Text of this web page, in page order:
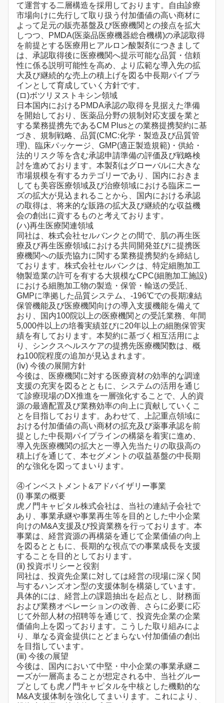
て運営する二層構造を採用しております。自由診療
市場向けに先行して取り扱う付加価値の高い商材に
よって足元の販売基盤及び医療機関との接点を拡大
しつつ、PMDA(医薬品医療機器総合機構)の承認取得
を前提とする医療用ヒアルロン酸製剤につきまして
は、承認取得後に医療機関へ提示可能な品質・信頼
性に係る説明可能性を高め、より広範な導入先の拡
大及び継続的な売上の積上げを図る中長期パイプラ
インとして育成していく方針です。
(ロ)ボツリヌストキシン領域
日本国内におけるPMDA承認の取得を見据えた準備
を開始しており、医薬品分野の規制対応支援を業と
する業務提携先であるCM Plusとの業務提携契約に基
づき、規制戦略、品質(CMC:化学・製造及び品質管
理)、臨床パッケージ、GMP(適正製造規範)・供給・
法的リスク等を含む承認申請準備の評価及び戦略検
討を進めております。本製剤はグローバルに大きな
市場規模を有するカテゴリーであり、国内におきま
しても美容医療領域及び治療領域における臨床ニー
ズの拡大が見込まれることから、国内における承認
の取得は、将来的な販路の拡大及び継続的な収益機
会の創出に資するものと考えております。
(ハ)再生医療関連領域
同社は、株式会社セルバンクとの間で、肌の再生医
療及び再生医療領域における共同開発並びに提携医
療機関への販売協力に関する業務提携契約を締結し
ております。株式会社セルバンクは、特定細胞加工
物製造業の許可を有する大規模なCPC(細胞加工施設)
における細胞加工物の製造・保管・輸送の受託、
GMPに準拠した品質システム、-196℃での長期凍結
保管機能及び医療機関向けの導入支援機能を備えて
おり、国内100院以上の医療機関との受託業務、年間
5,000件以上の培養実績並びに20年以上の細胞保管実
績を有しております。本契約に基づく相互活用によ
り、シンクスヘルスケアの提携先医療機関数は、概
ね100院程度の追加が見込まれます。
(ⅳ) 今後の展開方針
今後は、医療機関に対する医療資材の効率的な調達
支援の充実を図るとともに、システムの活用を通じ
て診療現場のDX推進を一層強化することで、人的資
源の最適配置及び業務効率の向上に貢献していくこ
とを目指しております。あわせて、上記重点領域に
おける付加価値の高い商材の拡充及び薬事承認を前
提とした中長期パイプラインの構築を着実に進め、
導入先医療機関の拡大と一導入先当たりの取扱高の
積上げを通じて、本セグメントの収益基盤の中長期
的な強化を図ってまいります。
④インベストメント&アドバイザリー事業
(ⅰ) 事業の概要
虎ノ門キャピタル株式会社は、当社の連結子会社で
あり、事業承継や事業再生等を目的とした中小企業
向けのM&A支援及び投資業務を行っております。本
事業は、経営資源の再構築を通じて企業価値の向上
を図るとともに、長期的な視点での事業成長を支援
することを目的としております。
(ⅱ) 投資ポリシーと役割
同社は、投資先企業に対しては経営の現場に深く関
与するハンズオン型の支援体制を構築しています。
具体的には、経営上の課題抽出を起点とし、財務面
および業務オペレーションの改善、さらに必要に応
じて外部人材の招聘等を通じて、投資先企業の企業
価値向上を図っております。こうした取り組みによ
り、単なる資金提供にとどまらない付加価値の創出
を目指しています。
(ⅲ) 今後の展望
今後は、国内において中堅・中小企業の事業承継ニ
ーズが一層高まることが想定される中、当社グルー
プとしても虎ノ門キャピタルを中核とした機動的な
M&A支援体制を強化してまいります。これにより、